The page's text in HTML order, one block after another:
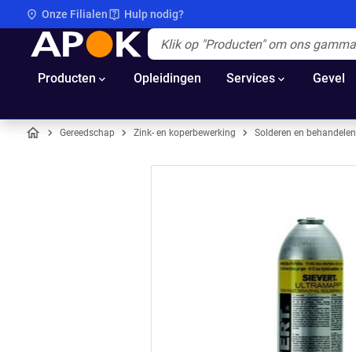
Onze Filialen Hulp nodig?
APOK
Producten Opleidingen Services Gevel
Gereedschap Zink- en koperbewerking Solderen en behandelen